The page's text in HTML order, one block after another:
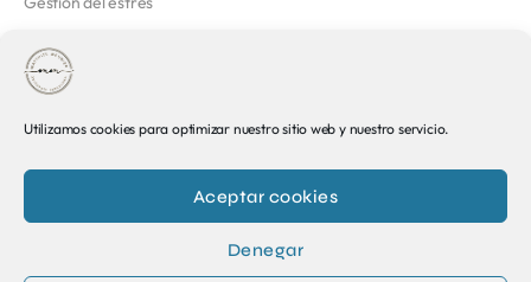
Utilizamos cookies para optimizar nuestro sitio web y nuestro servicio.
Aceptar cookies
Denegar
Contacto
Rambla de Catalunya, 66, 4d, Eixample, 08007 Barcelona
info@osteopatabarcelona.es